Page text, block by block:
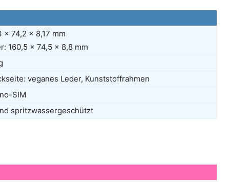
x 74,2 x 8,17 mm
160,5 x 74,5 x 8,8 mm
veganes Leder, Kunststoffrahmen
SIM
spritzwassergeschützt